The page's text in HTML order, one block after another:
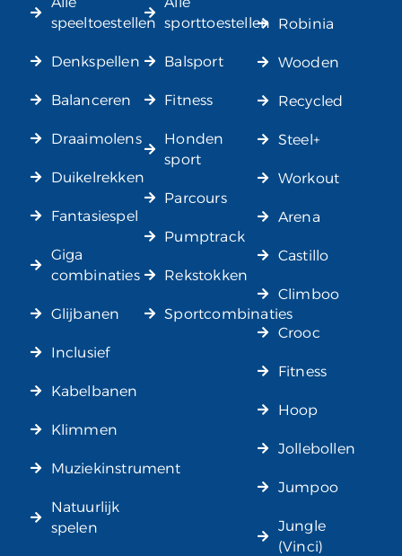
speeltoestellen
Denkspellen
Balanceren
Draaimolens
Duikelrekken
Fantasiespel
Giga
combinaties
Glijbanen
Inclusief
Kabelbanen
Klimmen
Muziekinstrument
Natuurlijk
spelen
sporttoestellen
Balsport
Fitness
Honden
sport
Parcours
Pumptrack
Rekstokken
Sportcombinaties
Robinia
Wooden
Recycled
Steel+
Workout
Arena
Castillo
Climboo
Crooc
Fitness
Hoop
Jollebollen
Jumpoo
Jungle
(Vinci)